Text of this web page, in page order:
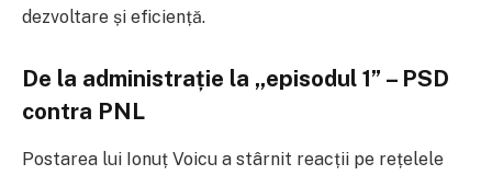
dezvoltare și eficiență.
De la administrație la „episodul 1” – PSD
contra PNL
Postarea lui Ionuț Voicu a stârnit reacții pe rețelele